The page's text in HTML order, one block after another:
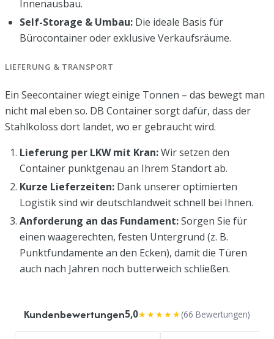
Innenausbau.
Self-Storage & Umbau: Die ideale Basis für
Bürocontainer oder exklusive Verkaufsräume.
LIEFERUNG & TRANSPORT
Ein Seecontainer wiegt einige Tonnen – das bewegt man
nicht mal eben so. DB Container sorgt dafür, dass der
Stahlkoloss dort landet, wo er gebraucht wird.
Lieferung per LKW mit Kran:Wir setzen den
Container punktgenau an Ihrem Standort ab.
Kurze Lieferzeiten: Dank unserer optimierten
Logistik sind wir deutschlandweit schnell bei Ihnen.
Anforderung an das Fundament:Sorgen Sie für
einen waagerechten, festen Untergrund (z. B.
Punktfundamente an den Ecken), damit die Türen
auch nach Jahren noch butterweich schließen.
Kundenbewertungen5,0★★★★★(66 Bewertungen)